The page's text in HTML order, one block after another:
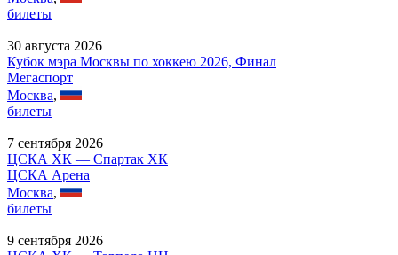
билеты
30 августа 2026
Кубок мэра Москвы по хоккею 2026, Финал
Мегаспорт
Москва,
билеты
7 сентября 2026
ЦСКА ХК — Спартак ХК
ЦСКА Арена
Москва,
билеты
9 сентября 2026